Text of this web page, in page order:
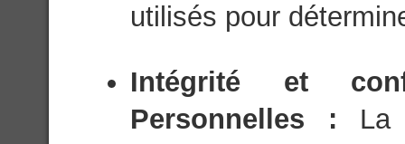
utilisés pour
Intégrité et
Personnelles : La